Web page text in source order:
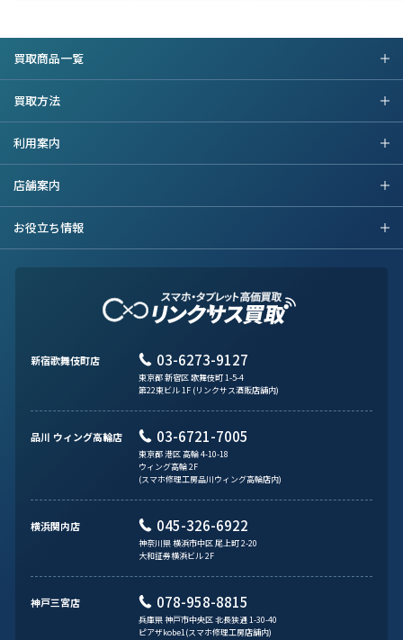
買取商品一覧
買取方法
利用案内
店舗案内
お役立ち情報
新宿歌舞伎町店 03-6273-9127
東京都 新宿区 歌舞伎町 1-5-4
第22東ビル 1F (リンクサス酒販店舗内)
品川 ウィング高輪店 03-6721-7005
東京都 港区 高輪 4-10-18
ウィング高輪 2F
(スマホ修理工房品川ウィング高輪店内)
横浜関内店 045-326-6922
神奈川県 横浜市中区 尾上町 2-20
大和証券横浜ビル 2F
神戸三宮店 078-958-8815
兵庫県 神戸市中央区 北長狭通 1-30-40
ピアザkobe1(スマホ修理工房店舗内)